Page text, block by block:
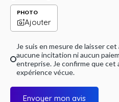
PHOTO
Ajouter
Je suis en mesure de laisser
aucune incitation ni aucun
entreprise. Je confirme que cet
expérience vécue.
Envoyer mon avis